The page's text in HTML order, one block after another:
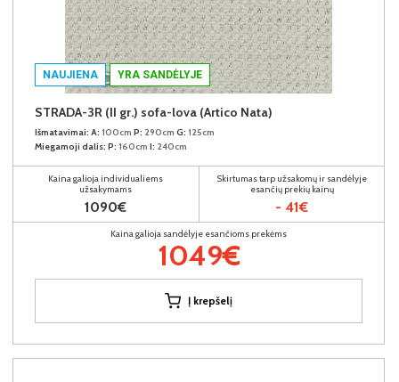
NAUJIENA YRA SANDĖLYJE
STRADA-3R (II gr.) sofa-lova (Artico Nata)
Išmatavimai: A: 100cm P: 290cm G: 125cm
Miegamoji dalis: P: 160cm I: 240cm
Kaina galioja individualiems
užsakymams
1090€
Skirtumas tarp užsakomų ir sandėlyje
esančių prekių kainų
- 41€
Kaina galioja sandėlyje esančioms prekėms
1049€
Į krepšelį